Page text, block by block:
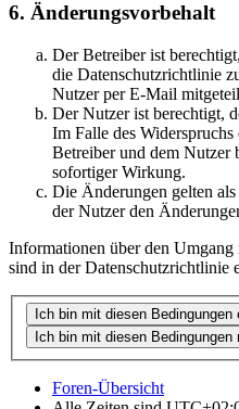
6. Änderungsvorbehalt
Der Betreiber ist
die Datenschutzrichtlinie
Nutzer per E-Mail
Der Nutzer ist berechtigt,
Im Falle des
Betreiber und dem Nutzer
sofortiger Wirkung.
Die Änderungen gelten
der Nutzer den
Informationen über den
sind in der Datenschutzrichtlinie
Foren-Übersicht